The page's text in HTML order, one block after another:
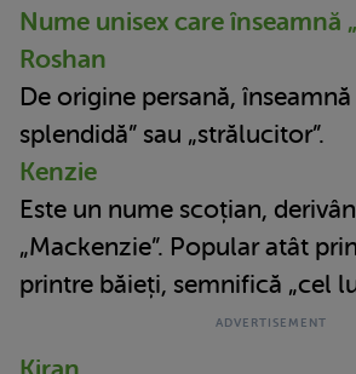
Nume unisex care înseamnă
Roshan
De origine persană,
splendidă” sau „strălucitor”.
Kenzie
Este un nume scoțian,
„Mackenzie”. Popular atât
printre băieți, semnifică „cel